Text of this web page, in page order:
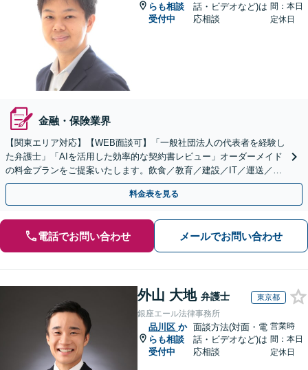
らも相談
受付中
話・ビデオなど)は
応相談
間：本日
定休日
金融・保険業界
【関東エリア対応】【WEB面談可】「一般社団法人の代表者を経験し
た弁護士」「AIを活用した効率的な契約書レビュー」オーダーメイド
の料金プランをご提案いたします。飲食／教育／建設／IT／運送／不
動産／メーカー／社会福祉法人など幅広い業界に対応
料金表を見る
電話でお問い合わせ メールでお問い合わせ
外山 大地 弁護士 東京都
銀座エール法律事務所
品川区 か
らも相談
受付中
面談方法(対面・電
話・ビデオなど)は
応相談
営業時
間：本日
定休日